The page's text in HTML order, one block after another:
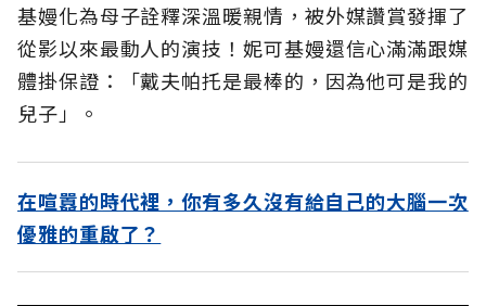
基嫚化為母子詮釋深溫暖親情，被外媒讚賞發揮了
從影以來最動人的演技！妮可基嫚還信心滿滿跟媒
體掛保證：「戴夫帕托是最棒的，因為他可是我的
兒子」。
在喧囂的時代裡，你有多久沒有給自己的大腦一次
優雅的重啟了？